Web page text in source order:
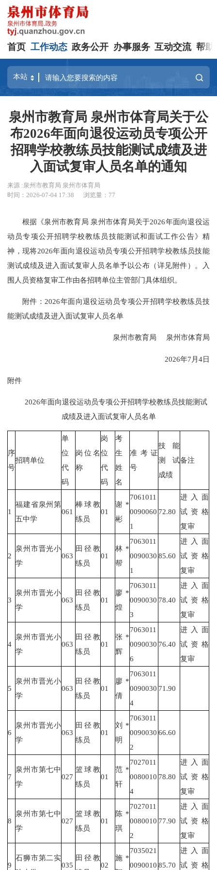
首页 工作动态 政务公开 办事服务 互动交流 帮助
泉州市教育局 泉州市体育局关于公
布2026年面向退役运动员专项公开
招聘学校教练员技能测试成绩及进
入面试复审人员名单的通知
来源 :泉州市教育局 泉州市体育局
时间：2026-07-04 17:38
浏览量： 77
根据《泉州市教育局 泉州市体育局关于2026年面向退役运
动员专项公开招聘学校教练员技能测试和面试工作公告》精
神，现将2026年面向退役运动员专项公开招聘学校教练员技能
测试成绩及进入面试复审人员名单予以公布（详见附件）。入
围人员资格复审工作由各招聘单位主管部门具体组织。
附件：2026年面向退役运动员专项公开招聘学校教练员技
能测试成绩及进入面试复审人员名单
泉州市教育局 泉州市体育局
2026年7月4日
附件
2026年面向退役运动员专项公开招聘学校教练员技能测试
成绩及进入面试复审人员名单
序
号
招聘单位
单
位
代
码
岗位名
称
岗
位
代
码
考
生
姓
名
准考证
号
技能
测试
成绩
备注
1
福建省泉州第
五中学
061
棒球教
练员
01
谢*
彬
7061011
0090060
1
72.80
进入面
试资格
复审
2
泉州市晋光小
学
063
田径教
练员
01
林*
帮
7063011
0090030
1
85.60
进入面
试资格
复审
3
泉州市晋光小
学
063
田径教
练员
01
廖*
煌
7063011
0090030
3
78.40
进入面
试资格
复审
4
泉州市晋光小
学
063
田径教
练员
01
张*
辉
7063011
0090030
6
76.40
进入面
试资格
复审
5
泉州市晋光小
学
063
田径教
练员
01
廖*
倩
7063011
0090030
4
71.90
6
泉州市晋光小
学
063
田径教
练员
01
刘*
明
7063011
0090030
2
66.60
7
泉州市第七中
学
027
篮球教
练员
01
范*
轩
7027011
0080010
4
78.80
进入面
试资格
复审
8
泉州市第七中
学
027
篮球教
练员
01
陈*
琪
7027011
0080010
2
77.90
进入面
试资格
复审
9
石狮市第二实
035
田径教
02
施*
7035021
0090010 85.70
进入面
试资格